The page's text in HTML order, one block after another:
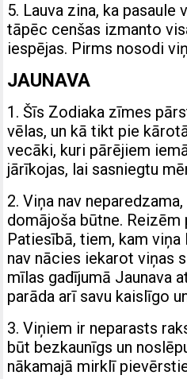
5. Lauva zina, ka pasaule
tāpēc cenšas izmanto
iespējas. Pirms nosodi
JAUNAVA
1. Šīs Zodiaka zīmes
vēlas, un kā tikt pie
vecāki, kuri pārējiem
jārīkojas, lai sasniegtu
2. Viņa nav
domājoša būtne. Reizēm
Patiesībā, tiem, kam viņa
nav nācies iekarot viņas
mīlas gadījumā Jaunava
parāda arī savu kaislīgo
3. Viņiem ir neparasts
būt bezkaunīgs un
nākamajā mirklī